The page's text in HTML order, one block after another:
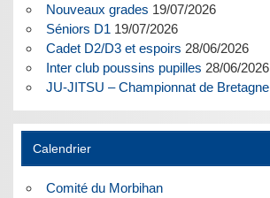
Nouveaux grades 19/07/2026
Séniors D1 19/07/2026
Cadet D2/D3 et espoirs 28/06/2026
Inter club poussins pupilles 28/06/2026
JU-JITSU – Championnat de Bretagne
Calendrier
Comité du Morbihan